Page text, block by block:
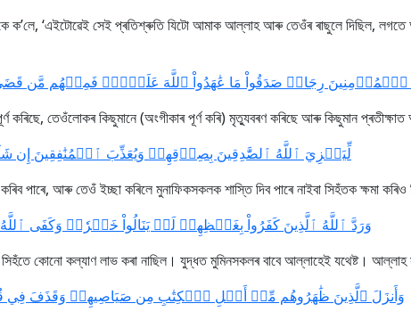
ক’লে, ‘এইটোৱেই সেই প্ৰতিশ্ৰুতি যিটো আমাক আল্লাহ আৰু তেওঁৰ ৰাছুলে দিছিল,
رِجَالٞ صَدَقُواْ مَا عَٰهَدُواْ ٱللَّهَ عَلَيۡهِۖ فَمِنۡهُم مَّن قَضَىٰ
কৰিছে, তেওঁলোকৰ কিছুমানে (অংগীকাৰ পূৰ্ণ কৰি) মৃত্যুবৰণ কৰিছে আৰু কিছুমান
لِّيَجۡزِيَ ٱللَّهُ ٱلصَّٰدِقِينَ بِصِدۡقِهِمۡ وَيُعَذِّبَ ٱلۡمُنَٰفِقِينَ إِن
পাৰে, আৰু তেওঁ ইচ্ছা কৰিলে মুনাফিকসকলক শাস্তি দিব পাৰে নাইবা সিহঁতক ক্ষমা কৰিও
وَرَدَّ ٱللَّهُ ٱلَّذِينَ كَفَرُواْ بِغَيۡظِهِمۡ لَمۡ يَنَالُواْ خَيۡرٗاۚ وَكَفَى
কোনো কল্যাণ লাভ কৰা নাছিল। যুদ্ধত মুমিনসকলৰ বাবে আল্লাহেই যথেষ্ট। আল্লাহ
وَأَنزَلَ ٱلَّذِينَ ظَٰهَرُوهُم مِّنۡ أَهۡلِ ٱلۡكِتَٰبِ مِن صَيَاصِيهِمۡ وَقَذَفَ فِي